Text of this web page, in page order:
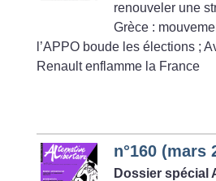
renouveler une
Grèce :
l’APPO boude les élections ;
Renault enflamme la France
n°160 (mars
Dossier spécial